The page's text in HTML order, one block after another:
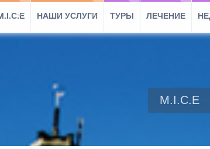
НАШИ УСЛУГИ ТУРЫ ЛЕЧЕНИЕ
M.I.C.E